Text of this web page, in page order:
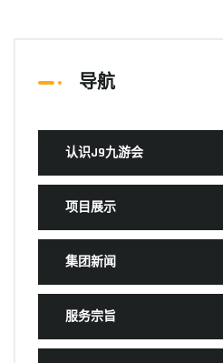
导航
认识J9九游会
项目展示
集团新闻
服务宗旨